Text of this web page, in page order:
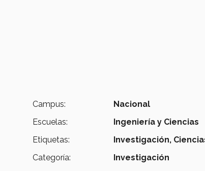
Campus:
Nacional
Escuelas:
Ingeniería y Ciencias
Etiquetas:
Investigación,
Categoría:
Investigación